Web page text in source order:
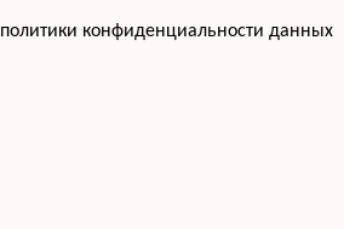
политики конфиденциальности данных